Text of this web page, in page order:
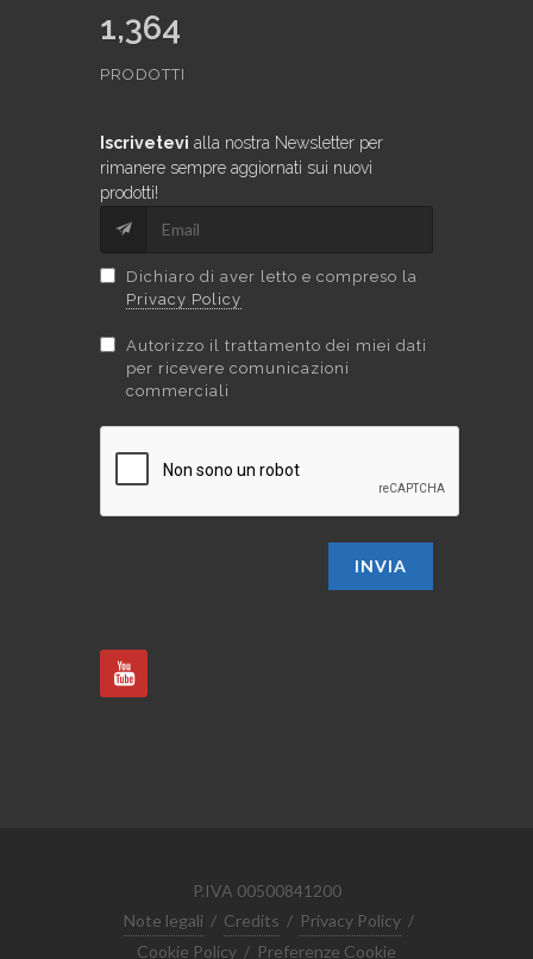
1,364
PRODOTTI
Iscrivetevi alla nostra Newsletter per
rimanere sempre aggiornati sui nuovi
prodotti!
Dichiaro di aver letto e compreso la
Privacy Policy
Autorizzo il trattamento dei miei dati
per ricevere comunicazioni
commerciali
INVIA
P.IVA 00500841200
Note legali / Credits / Privacy Policy /
Cookie Policy / Preferenze Cookie